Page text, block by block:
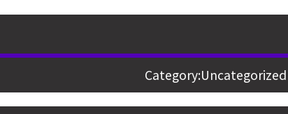
Category:Uncategorized